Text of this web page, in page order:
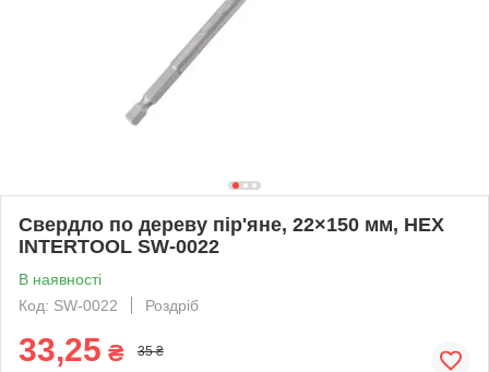
Свердло по дереву пір'яне, 22×150 мм, HEX
INTERTOOL SW-0022
В наявності
Код: SW-0022
Роздріб
33,25 ₴ 35 ₴